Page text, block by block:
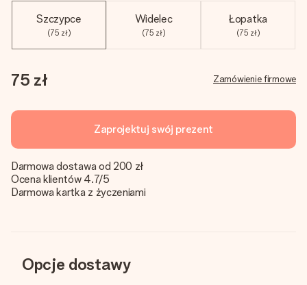
Szczypce
(75 zł)
Widelec
(75 zł)
Łopatka
(75 zł)
75 zł Zamówienie firmowe
Zaprojektuj swój prezent
Darmowa dostawa od 200 zł
Ocena klientów 4.7/5
Darmowa kartka z życzeniami
Opcje dostawy